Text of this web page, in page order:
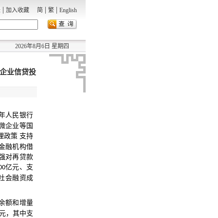
| 加入收藏 简 | 繁 | English
2026年8月6日 星期四
业信贷投